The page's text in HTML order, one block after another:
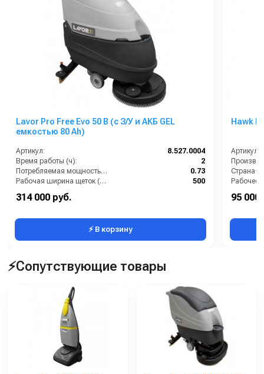
Lavor Pro Free Evo 50 B (с З/У и АКБ GEL
емкостью 80 Ah)
Артикул:
8.527.0004
Время работы (ч):
2
Потребляемая мощность (кВт):
0.73
Рабочая ширина щеток (мм):
500
Уровень шума (дБ):
314 000 руб.
⚡ В корзину
Hawk
Артикул:
Страна-
Рабочее
95 000
⚡Сопутствующие товары